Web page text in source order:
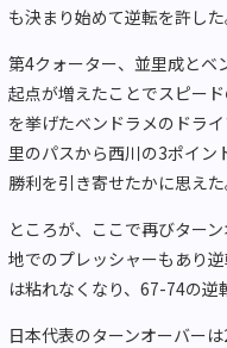
も決まり始めて逆転を許した
第4クォーター、並里成とベ
起点が増えたことでスピー
を挙げたベンドラメのドラ
里のパスから西川の3ポイン
勝利を引き寄せたかに思えた
ところが、ここで再びター
地でのプレッシャーもあり
は粘れなくなり、67-74の逆
日本代表のターンオーバー